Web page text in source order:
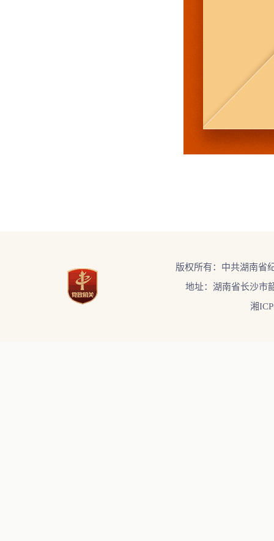
版权所有：中共湖南省
地址：湖南省长沙市
湘